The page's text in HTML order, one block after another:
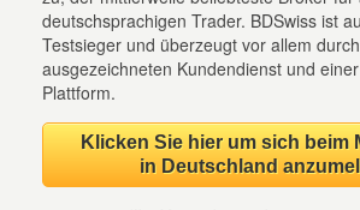
deutschsprachigen Trader. BDSwiss ist
Testsieger und überzeugt vor allem
ausgezeichneten Kundendienst und
Plattform.
Klicken Sie hier um sich beim
in Deutschland